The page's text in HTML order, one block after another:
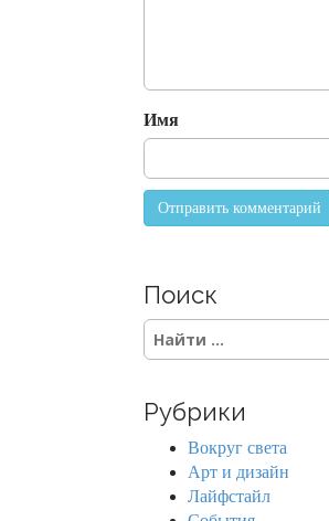
n
Имя
Поиск
S
e
c
Рубрики
Вокруг света
Арт и дизайн
Лайфстайл